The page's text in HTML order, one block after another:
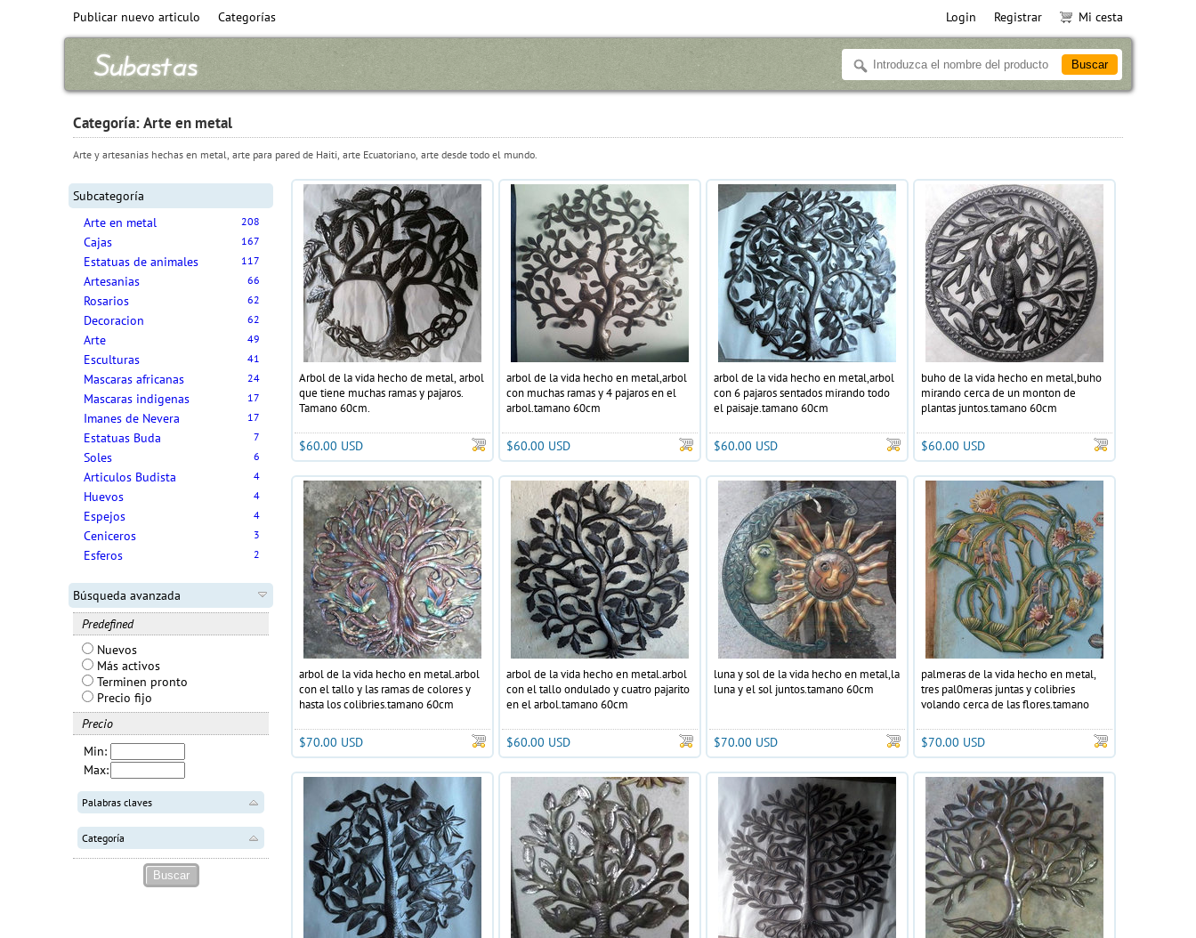
Publicar nuevo articulo Categorías Login Registrar Mi cesta
Categoría: Arte en metal
Arte y artesanias hechas en metal, arte para pared de Haiti, arte Ecuatoriano, arte desde todo el mundo.
Subcategoría
Arte en metal
208
Cajas 167
Estatuas de animales 117
Artesanias 66
Rosarios 62
Decoracion 62
Arte 49
Esculturas 41
Mascaras africanas 24
Mascaras indigenas 17
Imanes de Nevera 17
Estatuas Buda 7
Soles 6
Articulos Budista 4
Huevos 4
Espejos 4
Ceniceros 3
Esferos 2
Búsqueda avanzada
Predefined
Nuevos
Más activos
Terminen pronto
Precio fijo
Precio
Min:
Max:
Palabras claves
Categoría
Arbol de la vida hecho de metal, arbol
que tiene muchas ramas y pajaros.
Tamano 60cm.
$60.00 USD
arbol de la vida hecho en metal,arbol
con muchas ramas y 4 pajaros en el
arbol.tamano 60cm
$60.00 USD
arbol de la vida hecho en metal,arbol
con 6 pajaros sentados mirando todo
el paisaje.tamano 60cm
$60.00 USD
buho de la vida hecho en metal,buho
mirando cerca de un monton de
plantas juntos.tamano 60cm
$60.00 USD
arbol de la vida hecho en metal.arbol
con el tallo y las ramas de colores y
hasta los colibries.tamano 60cm
$70.00 USD
arbol de la vida hecho en metal.arbol
con el tallo ondulado y cuatro pajarito
en el arbol.tamano 60cm
$60.00 USD
luna y sol de la vida hecho en metal,la
luna y el sol juntos.tamano 60cm
$70.00 USD
palmeras de la vida hecho en metal,
tres pal0meras juntas y colibries
volando cerca de las flores.tamano
$70.00 USD